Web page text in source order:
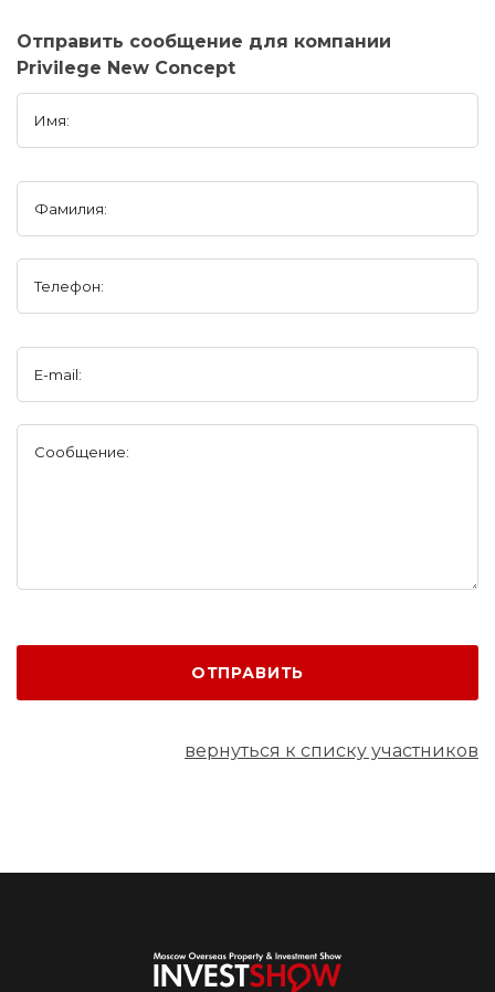
Отправить сообщение для компании
Privilege New Concept
Имя:
Фамилия:
Телефон:
E-mail:
Сообщение:
ОТПРАВИТЬ
вернуться к списку участников